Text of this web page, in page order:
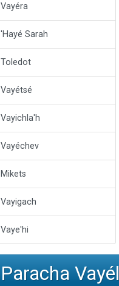
Vayéra
'Hayé Sarah
Toledot
Vayétsé
Vayichla'h
Vayéchev
Mikets
Vayigach
Vaye'hi
Paracha